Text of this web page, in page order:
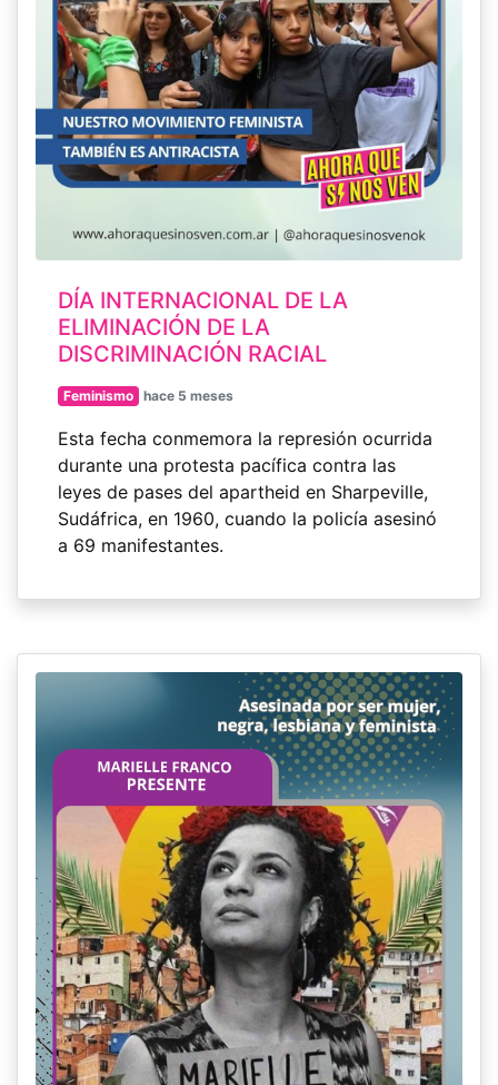
DÍA INTERNACIONAL DE LA
ELIMINACIÓN DE LA
DISCRIMINACIÓN RACIAL
Feminismo hace 5 meses
Esta fecha conmemora la represión ocurrida
durante una protesta pacífica contra las
leyes de pases del apartheid en Sharpeville,
Sudáfrica, en 1960, cuando la policía asesinó
a 69 manifestantes.